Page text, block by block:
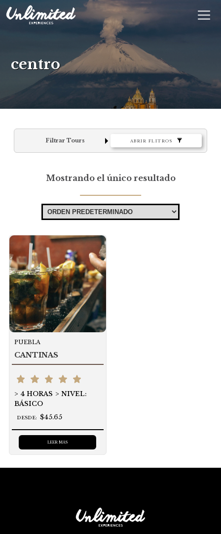
$ MXN
centro
Filtrar Tours ABRIR FLITROS
Mostrando el único resultado
PUEBLA
CANTINAS
4 HORAS
NIVEL:
BÁSICO
DESDE: $45.65
LEER MÁS